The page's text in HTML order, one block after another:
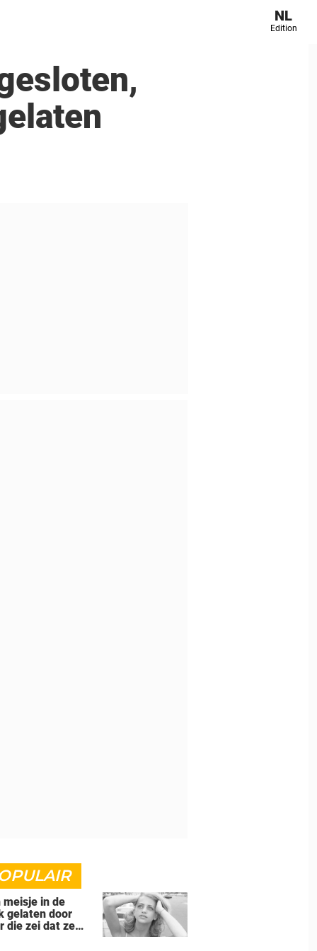
NL
Edition
meisje in de
gelaten door
die zei dat ze